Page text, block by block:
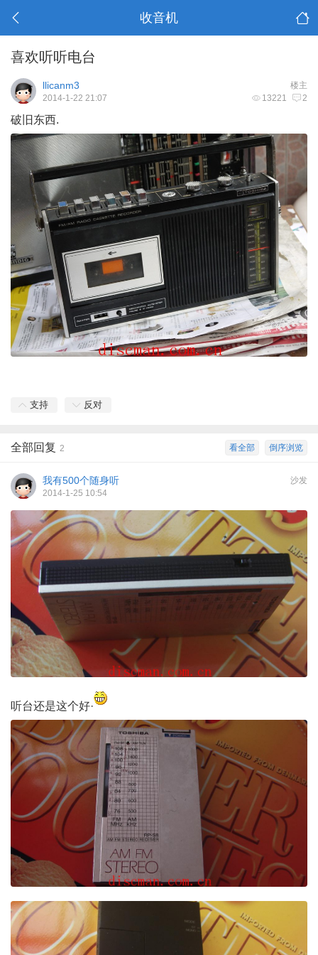
收音机
喜欢听听电台
楼主
llicanm3
13221 2
2014-1-22 21:07
破旧东西.
支持 反对
倒序浏览
看全部
全部回复 2
沙发
我有500个随身听
2014-1-25 10:54
听台还是这个好·